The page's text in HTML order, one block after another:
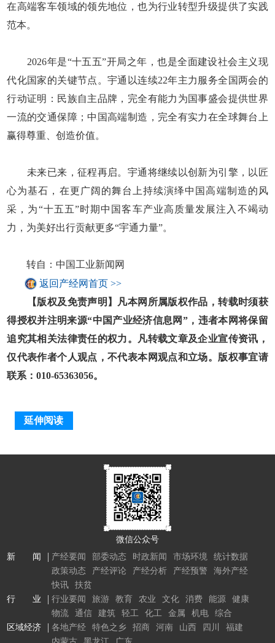
在高端客车领域的领先地位，也为行业转型升级提供了实践
范本。
2026年是“十五五”开局之年，也是全面建设社会主义现
代化国家的关键节点。宇通以连续22年主力服务全国两会的
行动证明：民族自主品牌，完全有能力为国事盛会提供世界
一流的交通保障；中国高端制造，完全有实力在全球舞台上
赢得尊重、创造价值。
未来已来，征程再启。宇通将继续以创新为引擎，以匠
心为基石，在更广阔的舞台上持续演绎中国高端制造的风
采，为“十五五”时期中国客车产业高质量发展注入不竭动
力，为美好出行贡献更多“宇通力量”。
转自：中国工业新闻网
返回产经网首页 >>
【版权及免责声明】凡本网所属版权作品，转载时须获
得授权并注明来源“中国产业经济信息网”，违者本网将保留
追究其相关法律责任的权力。凡转载文章及企业宣传资讯，
仅代表作者个人观点，不代表本网观点和立场。版权事宜请
联系：010-65363056。
延伸阅读
微信公众号
新 闻
产经要闻 部委动态 时政新闻 市场环境
统计数据
政策动态
产经评论 产经分析 产经预警
海外产经
快讯
扶贫
行 业
行业要闻 旅游 教育 农业 文化 消费 能源
健康
物流
通信 建筑 轻工 化工 金属 机电
综合
区域经济
各地产经 特色之乡 招商 河南 山西 四川
福建